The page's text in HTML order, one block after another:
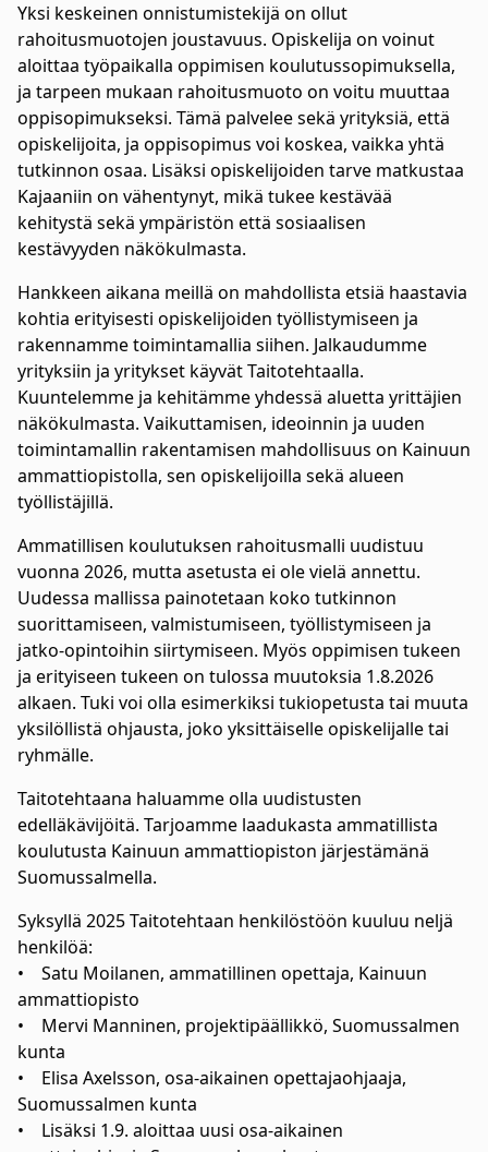
Yksi keskeinen onnistumistekijä on ollut
rahoitusmuotojen joustavuus. Opiskelija on voinut
aloittaa työpaikalla oppimisen koulutussopimuksella,
ja tarpeen mukaan rahoitusmuoto on voitu muuttaa
oppisopimukseksi. Tämä palvelee sekä yrityksiä, että
opiskelijoita, ja oppisopimus voi koskea, vaikka yhtä
tutkinnon osaa. Lisäksi opiskelijoiden tarve matkustaa
Kajaaniin on vähentynyt, mikä tukee kestävää
kehitystä sekä ympäristön että sosiaalisen
kestävyyden näkökulmasta.
Hankkeen aikana meillä on mahdollista etsiä haastavia
kohtia erityisesti opiskelijoiden työllistymiseen ja
rakennamme toimintamallia siihen. Jalkaudumme
yrityksiin ja yritykset käyvät Taitotehtaalla.
Kuuntelemme ja kehitämme yhdessä aluetta yrittäjien
näkökulmasta. Vaikuttamisen, ideoinnin ja uuden
toimintamallin rakentamisen mahdollisuus on Kainuun
ammattiopistolla, sen opiskelijoilla sekä alueen
työllistäjillä.
Ammatillisen koulutuksen rahoitusmalli uudistuu
vuonna 2026, mutta asetusta ei ole vielä annettu.
Uudessa mallissa painotetaan koko tutkinnon
suorittamiseen, valmistumiseen, työllistymiseen ja
jatko-opintoihin siirtymiseen. Myös oppimisen tukeen
ja erityiseen tukeen on tulossa muutoksia 1.8.2026
alkaen. Tuki voi olla esimerkiksi tukiopetusta tai muuta
yksilöllistä ohjausta, joko yksittäiselle opiskelijalle tai
ryhmälle.
Taitotehtaana haluamme olla uudistusten
edelläkävijöitä. Tarjoamme laadukasta ammatillista
koulutusta Kainuun ammattiopiston järjestämänä
Suomussalmella.
Syksyllä 2025 Taitotehtaan henkilöstöön kuuluu neljä
henkilöä:
• Satu Moilanen, ammatillinen opettaja, Kainuun
ammattiopisto
• Mervi Manninen, projektipäällikkö, Suomussalmen
kunta
• Elisa Axelsson, osa-aikainen opettajaohjaaja,
Suomussalmen kunta
• Lisäksi 1.9. aloittaa uusi osa-aikainen